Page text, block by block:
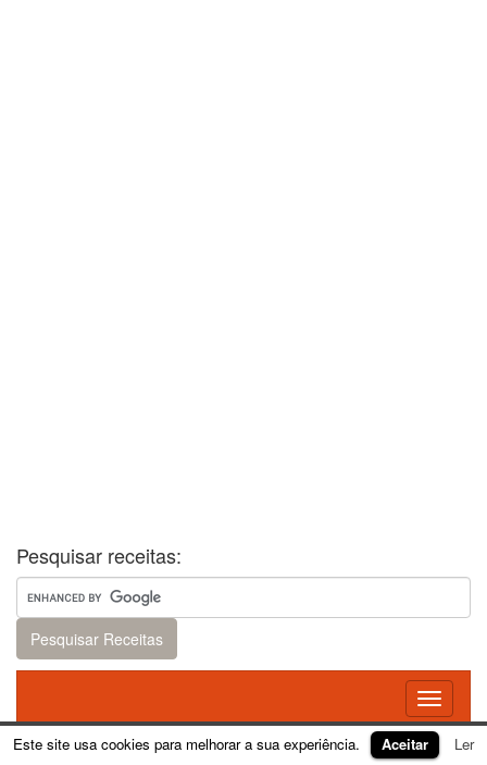
Pesquisar receitas:
Toggle
Este site usa cookies para melhorar a sua experiência. Aceitar
Ler